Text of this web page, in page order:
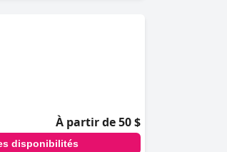
Alors que
opinions partagées
dans le charme
À partir de 50 $
disponibilités